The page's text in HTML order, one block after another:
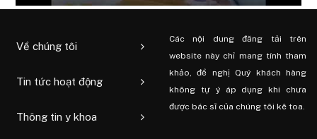
Về chúng tôi
Tin tức hoạt động
Thông tin y khoa
Các nội dung đăng tải trên
website này chỉ mang tính tham
khảo, đề nghị Quý khách hàng
không tự ý áp dụng khi chưa
được bác sĩ của chúng tôi kê toa.